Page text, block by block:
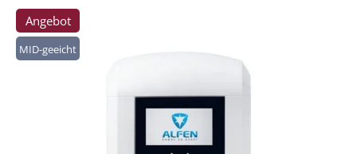
MID-geeicht
Angebot